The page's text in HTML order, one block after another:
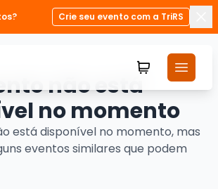
Crie seu evento com a TriRS
não está
no momento
está disponível no momento, mas
eventos similares que podem